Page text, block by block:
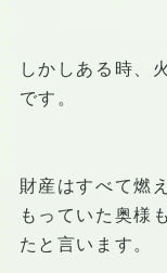
しかしある時、
です。
財産はすべて燃
もっていた奥様
たと言います。